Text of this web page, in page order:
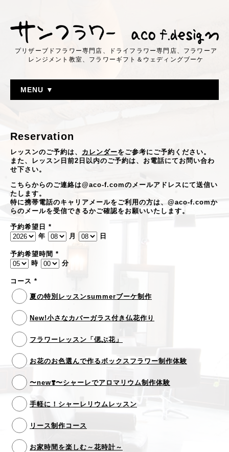
プリザーブドフラワー専門店、ドライフラワー専門店、フラワーア
レンジメント教室、フラワーギフト＆ウェディングブーケ
MENU ▼
Reservation
レッスンのご予約は、 カレンダーをご参考にご予約ください。
また、レッスン日前2日以内のご予約は、お電話にてお問い合わ
せ下さい。
こちらからのご連絡は@aco-f.comのメールアドレスにて送信い
たします。
特に携帯電話のキャリアメールをご利用の方は、@aco-f.comか
らのメールを受信できるかご確認をお願いいたします。
予約希望日 *
年
月 日
予約希望時間 *
時
分
コース *
夏の特別レッスンsummerブーケ制作
New!小さなカバーガラス付き仏花作り
フラワーレッスン「偲ぶ花」
お花のお色選んで作るボックスフラワー制作体験
〜new❣️〜シャーレでアロマリウム制作体験
手軽に！シャーレリウムレッスン
リース制作コース
お家時間を楽しむ～花時計～